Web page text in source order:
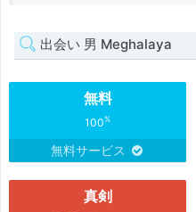
出会い 男 Meghalaya
無料
100%
無料サービス
真剣